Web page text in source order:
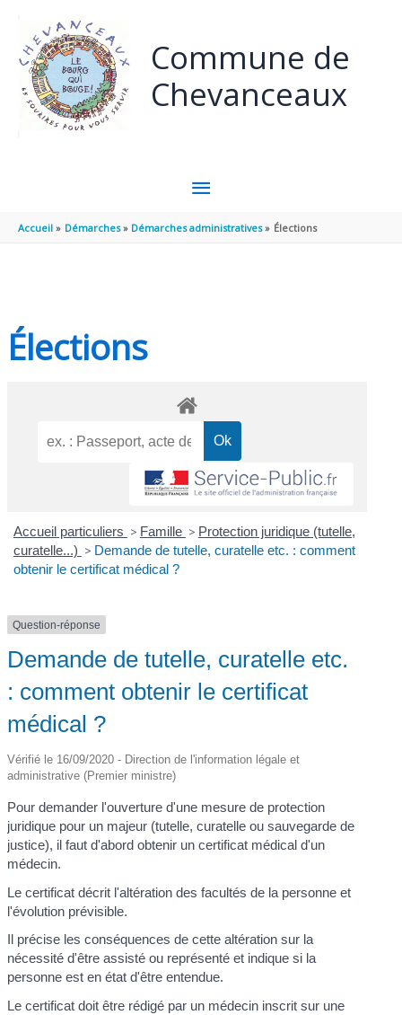
Commune de
Chevanceaux
MENU
PRINCIPAL
Accueil Démarches Démarches administratives Élections
Élections
Accueil particuliers > Famille > Protection juridique (tutelle,
curatelle...) > Demande de tutelle, curatelle etc. : comment
obtenir le certificat médical ?
Question-réponse
Demande de tutelle, curatelle etc.
: comment obtenir le certificat
médical ?
Vérifié le 16/09/2020 - Direction de l'information légale et
administrative (Premier ministre)
Pour demander l'ouverture d'une mesure de protection
juridique pour un majeur (tutelle, curatelle ou sauvegarde de
justice), il faut d'abord obtenir un certificat médical d'un
médecin.
Le certificat décrit l'altération des facultés de la personne et
l'évolution prévisible.
Il précise les conséquences de cette altération sur la
nécessité d'être assisté ou représenté et indique si la
personne est en état d'être entendue.
Le certificat doit être rédigé par un médecin inscrit sur une